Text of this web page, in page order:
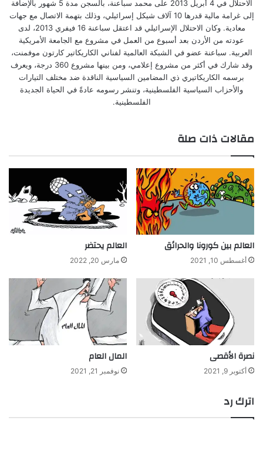
الاحتلال في 4 أبريل 2013 على محمد سباعنة، بالسجن مدة 5 شهور بالإضافة
إلى غرامة مالية قدرها 10 آلاف شيكل إسرائيلي، وذلك بتهمة الاتصال مع جهات
معادية. وكان الاحتلال الإسرائيلي قد اعتقل سباعنة 16 فيفري 2013، لدى
عودته من الأردن بعد أسبوع من العمل في مشروع مع الجامعة الأمريكية
العربية. سباعنة عضو في الشبكة العالمية لفناني الكاريكاتير كارتون موفمنت،
وقد شارك في أكثر من مشروع إعلامي، ومن بينها مشروع 360 درجة، ويعرف
برسمه الكاريكاتيري ذي المضامين السياسية الناقدة ضد مختلف التيارات
والأحزاب السياسية الفلسطينية، وتنشر رسومه عادةً في الحياة الجديدة
الفلسطينية.
مقالات ذات صلة
العالم بين كورونا والحرائق
أغسطس 10, 2021
العالم يحتضر
مارس 20, 2022
نصرة الأقصى
أكتوبر 9, 2021
المال العام
نوفمبر 21, 2021
اترك رد